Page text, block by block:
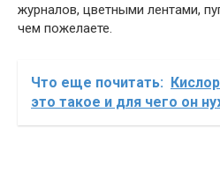
журналов, цветными лентами,
чем пожелаете.
Что еще почитать:
это такое и для чего он